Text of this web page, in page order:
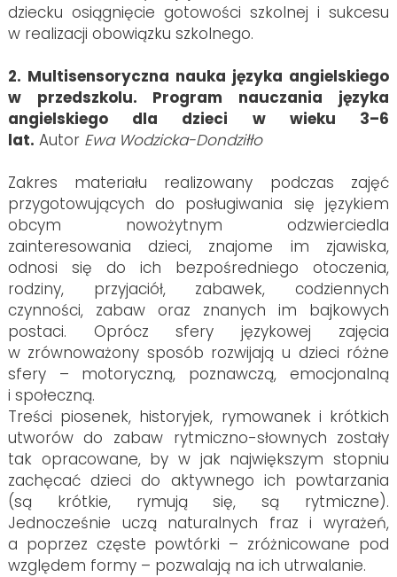
dziecku osiągnięcie gotowości szkolnej i sukcesu
w realizacji obowiązku szkolnego.
2. Multisensoryczna nauka języka angielskiego
w przedszkolu. Program nauczania języka
angielskiego dla dzieci w wieku 3–6
lat. Autor Ewa Wodzicka-Dondziłło
Zakres materiału realizowany podczas zajęć
przygotowujących do posługiwania się językiem
obcym nowożytnym odzwierciedla
zainteresowania dzieci, znajome im zjawiska,
odnosi się do ich bezpośredniego otoczenia,
rodziny, przyjaciół, zabawek, codziennych
czynności, zabaw oraz znanych im bajkowych
postaci. Oprócz sfery językowej zajęcia
w zrównoważony sposób rozwijają u dzieci różne
sfery – motoryczną, poznawczą, emocjonalną
i społeczną.
Treści piosenek, historyjek, rymowanek i krótkich
utworów do zabaw rytmiczno-słownych zostały
tak opracowane, by w jak największym stopniu
zachęcać dzieci do aktywnego ich powtarzania
(są krótkie, rymują się, są rytmiczne).
Jednocześnie uczą naturalnych fraz i wyrażeń,
a poprzez częste powtórki – zróżnicowane pod
względem formy – pozwalają na ich utrwalanie.